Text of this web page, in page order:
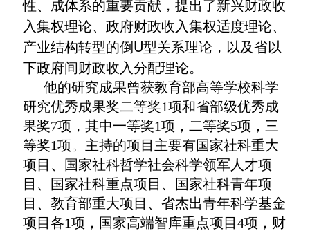
性、成体系的重要贡献，提出了新兴财政收
入集权理论、政府财政收入集权适度理论、
产业结构转型的倒U型关系理论，以及省以
下政府间财政收入分配理论。
他的研究成果曾获教育部高等学校科学
研究优秀成果奖二等奖1项和省部级优秀成
果奖7项，其中一等奖1项，二等奖5项，三
等奖1项。主持的项目主要有国家社科重大
项目、国家社科哲学社会科学领军人才项
目、国家社科重点项目、国家社科青年项
目、教育部重大项目、省杰出青年科学基金
项目各1项，国家高端智库重点项目4项，财